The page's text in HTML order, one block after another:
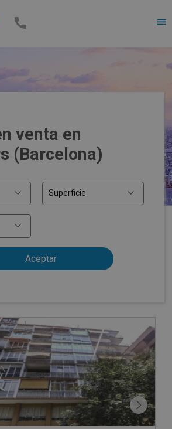
venta en
(Barcelona)
Superficie